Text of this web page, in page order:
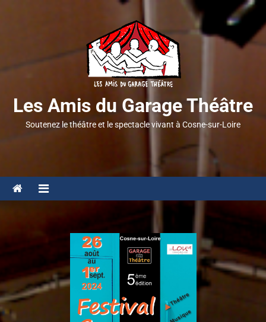
Les Amis du Garage Théâtre
Soutenez le théâtre et le spectacle vivant à Cosne-sur-Loire